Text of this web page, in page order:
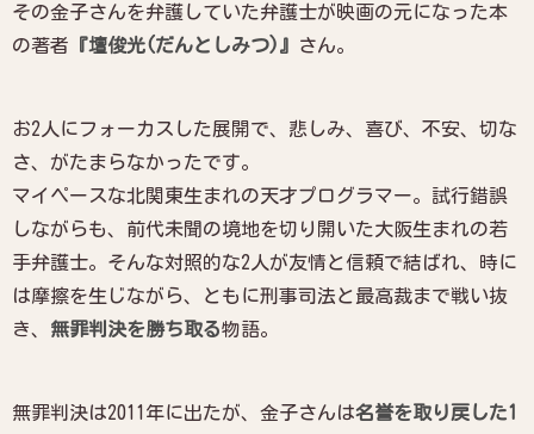
その金子さんを弁護していた弁護士が映画の元になった本
の著者 『壇俊光(だんとしみつ)』 さん。
お2人にフォーカスした展開で、悲しみ、喜び、不安、切な
さ、がたまらなかったです。
マイペースな北関東生まれの天才プログラマー。試行錯誤
しながらも、前代未聞の境地を切り開いた大阪生まれの若
手弁護士。そんな対照的な2人が友情と信頼で結ばれ、時に
は摩擦を生じながら、ともに刑事司法と最高裁まで戦い抜
き、 無罪判決を勝ち取る物語。
無罪判決は2011年に出たが、金子さんは名誉を取り戻した1